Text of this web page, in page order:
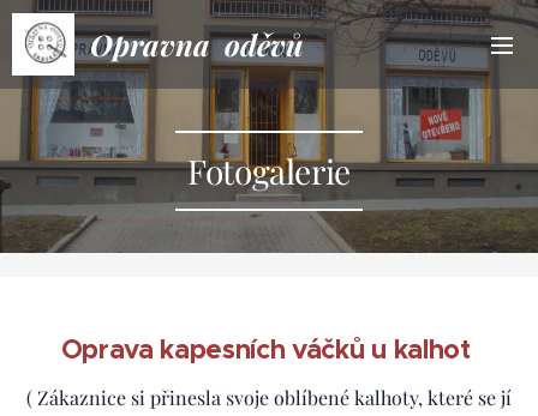
Opravna oděvů
Fotogalerie
Oprava kapesních váčků u kalhot
( Zákaznice si přinesla svoje oblíbené kalhoty, které se jí